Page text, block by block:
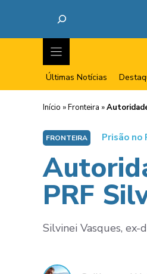
Últimas Notícias
Início »Fronteira »
FRONTEIRA Prisão no
PRF
Silvinei Vasques,